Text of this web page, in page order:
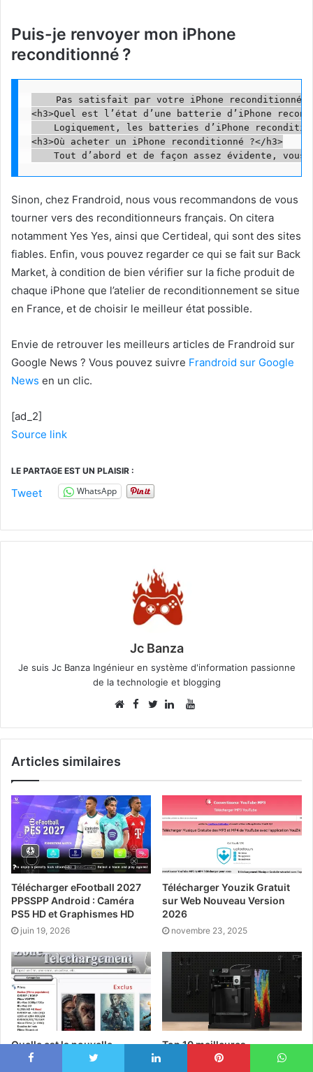
Puis-je renvoyer mon iPhone
reconditionné ?
Pas satisfait par votre iPhone reconditionné
<h3>Quel est l’état d’une batterie d’iPhone
Logiquement, les batteries d’iPhone
<h3>Où acheter un iPhone reconditionné ?</h3>
Sinon, chez Frandroid, nous vous recommandons de vous
tourner vers des reconditionneurs français. On citera
notamment Yes Yes, ainsi que Certideal, qui sont des sites
fiables. Enfin, vous pouvez regarder ce qui se fait sur Back
Market, à condition de bien vérifier sur la fiche produit de
chaque iPhone que l’atelier de reconditionnement se situe
en France, et de choisir le meilleur état possible.
Envie de retrouver les meilleurs articles de Frandroid sur
Google News ? Vous pouvez suivre Frandroid sur Google
News en un clic.
[ad_2]
Source link
LE PARTAGE EST UN PLAISIR :
Tweet WhatsApp
Jc Banza
Je suis Jc Banza Ingénieur en système d'information passionne
de la technologie et blogging
FacebookYouTube
Articles similaires
Télécharger eFootball 2027
PPSSPP Android : Caméra
PS5 HD et Graphismes HD
juin 19, 2026
Télécharger Youzik Gratuit
sur Web Nouveau Version
2026
novembre 23, 2025
Quelle est la nouvelle
adresse du site Zone
Top 10 meilleures
imprimantes 3D FDM à petit